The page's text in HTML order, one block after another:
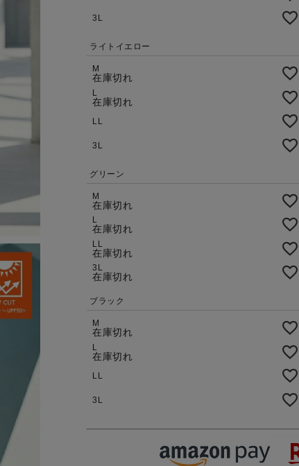
3L
ライトイエロー
M
在庫切れ
L
在庫切れ
LL
3L
グリーン
M
在庫切れ
L
在庫切れ
LL
在庫切れ
3L
在庫切れ
ブラック
M
在庫切れ
L
在庫切れ
LL
3L